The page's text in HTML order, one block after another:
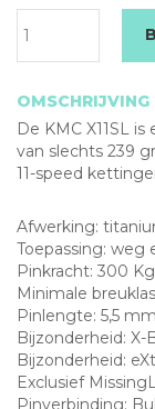
OMSCHRIJVING
De KMC X11SL
van slechts 239
11-speed
Afwerking:
Toepassing: weg
Pinkracht: 300
Minimale
Pinlengte: 5,5 mm
Bijzonderheid: X-
Bijzonderheid:
Exclusief
Pinverbinding: